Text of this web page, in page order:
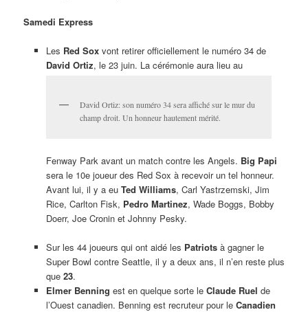
Samedi Express
Les Red Soxvont retirer officiellement le numéro 34 de
David Ortiz, le 23 juin. La cérémonie aura lieu au
David Ortiz: son numéro 34 sera affiché sur le mur du
champ droit. Un honneur hautement mérité.
Fenway Park avant un match contre les Angels. Big Papi
sera le 10e joueur des Red Sox à recevoir un tel honneur.
Avant lui, il y a eu Ted Williams, Carl Yastrzemski, Jim
Rice, Carlton Fisk, Pedro Martinez, Wade Boggs, Bobby
Doerr, Joe Cronin et Johnny Pesky.
Sur les 44 joueurs qui ont aidé les Patriotsà gagner le
Super Bowl contre Seattle, il y a deux ans, il n’en reste plus
que 23.
Elmer Benning est en quelque sorte le Claude Ruel de
l’Ouest canadien. Benning est recruteur pour le Canadien